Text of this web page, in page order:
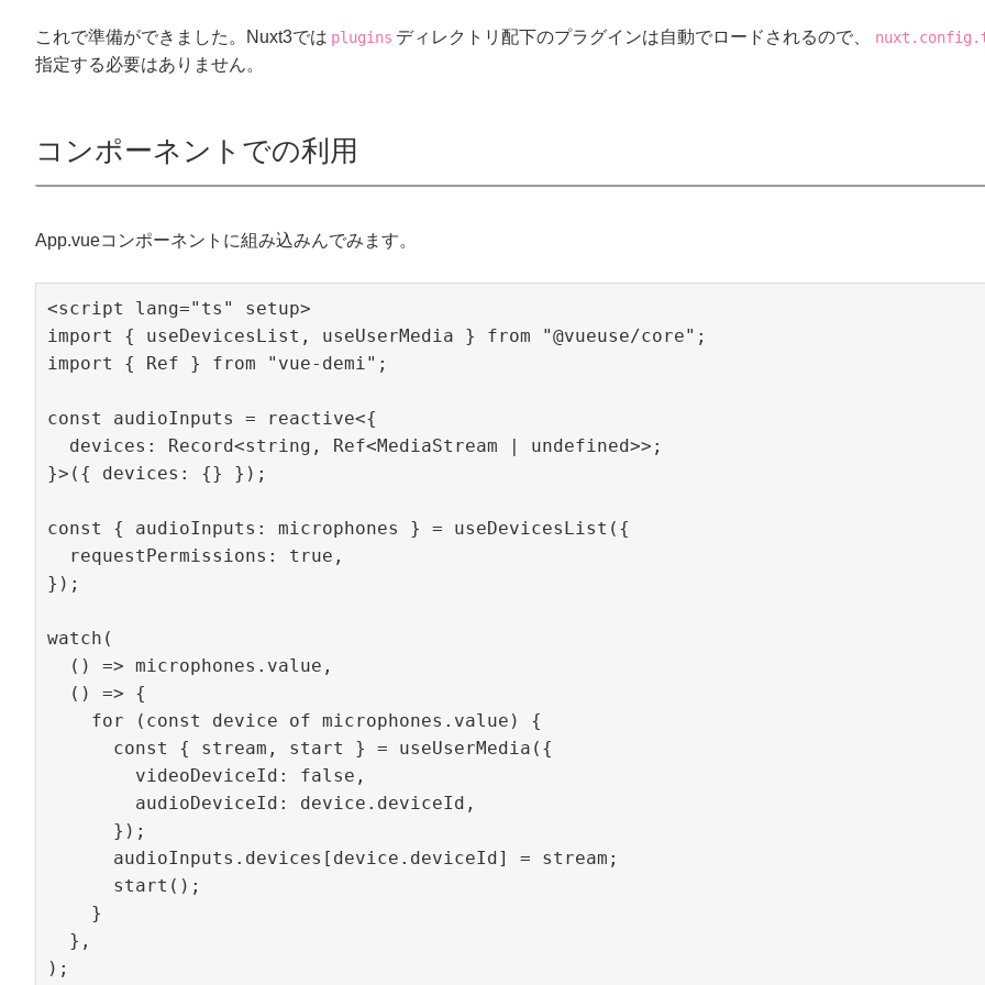
これで準備ができました。Nuxt3では plugins ディレクトリ配下のプラグインは自動でロードされるので、
指定する必要はありません。
コンポーネントでの利用
App.vueコンポーネントに組み込みんでみます。
<script lang="ts" setup>
import { useDevicesList, useUserMedia } from "@vueuse/core";
import { Ref } from "vue-demi";
const audioInputs = reactive<{
  devices: Record<string, Ref<MediaStream | undefined>>;
}>({ devices: {} });
const { audioInputs: microphones } = useDevicesList({
  requestPermissions: true,
});
watch(
  () => microphones.value,
  () => {
    for (const device of microphones.value) {
      const { stream, start } = useUserMedia({
        videoDeviceId: false,
        audioDeviceId: device.deviceId,
      });
      audioInputs.devices[device.deviceId] = stream;
      start();
    }
  },
);